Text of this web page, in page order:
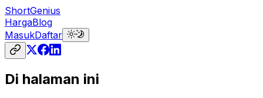
ShortGenius
HargaBlog
MasukDaftar
Di halaman ini